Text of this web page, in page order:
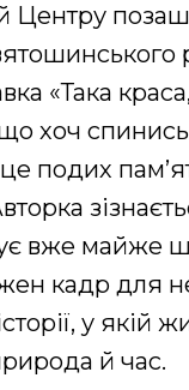
Центру
«Така
хоч
подих
вже майже
кадр для
у якій
й час.